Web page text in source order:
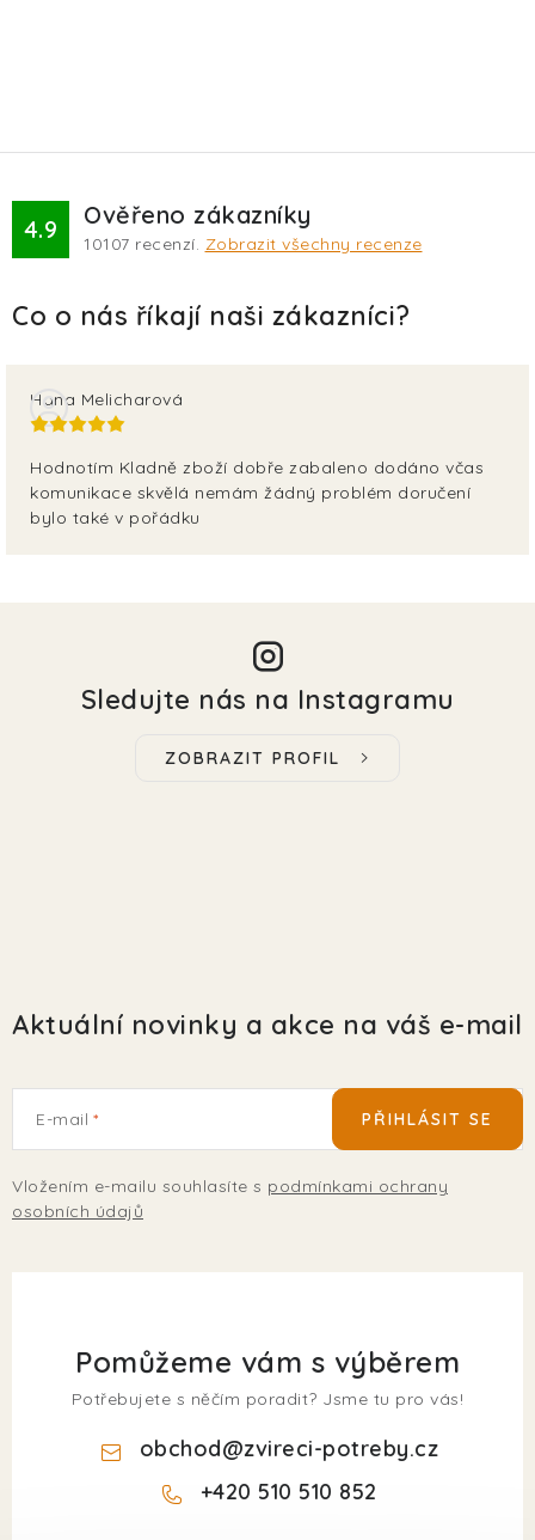
4.9 Ověřeno zákazníky
10107 recenzí. Zobrazit všechny recenze
Hana Melicharová
Hodnotím Kladně zboží dobře zabaleno dodáno včas
komunikace skvělá nemám žádný problém doručení
bylo také v pořádku
Sledujte nás na Instagramu
ZOBRAZIT PROFIL
Aktuální novinky a akce na váš e-mail
E-mail
Vložením e-mailu souhlasíte s podmínkami ochrany
osobních údajů
PŘIHLÁSIT SE
Pomůžeme vám s výběrem
Potřebujete s něčím poradit? Jsme tu pro vás!
obchod@zvireci-potreby.cz
+420 510 510 852